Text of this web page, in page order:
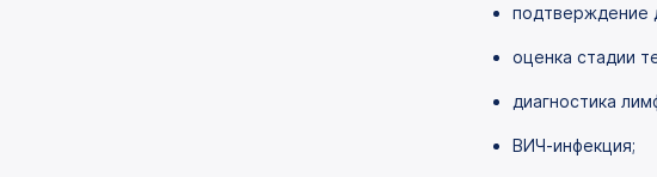
подтверждение
оценка стадии
диагностика
ВИЧ-инфекция;